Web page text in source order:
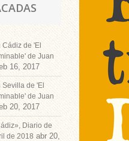
de 'El
de Juan
16, 2017
de 'El
de Juan
20, 2017
Diario de
de 2018 abr 20,